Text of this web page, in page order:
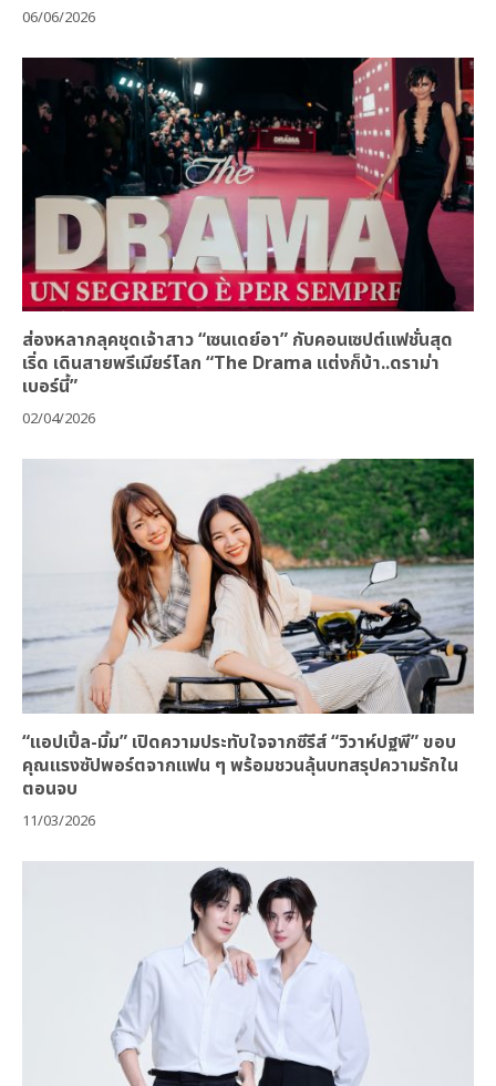
06/06/2026
ส่องหลากลุคชุดเจ้าสาว “เซนเดย์อา” กับคอนเซปต์แฟชั่นสุด
เริ่ด เดินสายพรีเมียร์โลก “The Drama แต่งก็บ้า..ดราม่า
เบอร์นี้”
02/04/2026
“แอปเปิ้ล-มิ้ม” เปิดความประทับใจจากซีรีส์ “วิวาห์ปฐพี” ขอบ
คุณแรงซัปพอร์ตจากแฟน ๆ พร้อมชวนลุ้นบทสรุปความรักใน
ตอนจบ
11/03/2026